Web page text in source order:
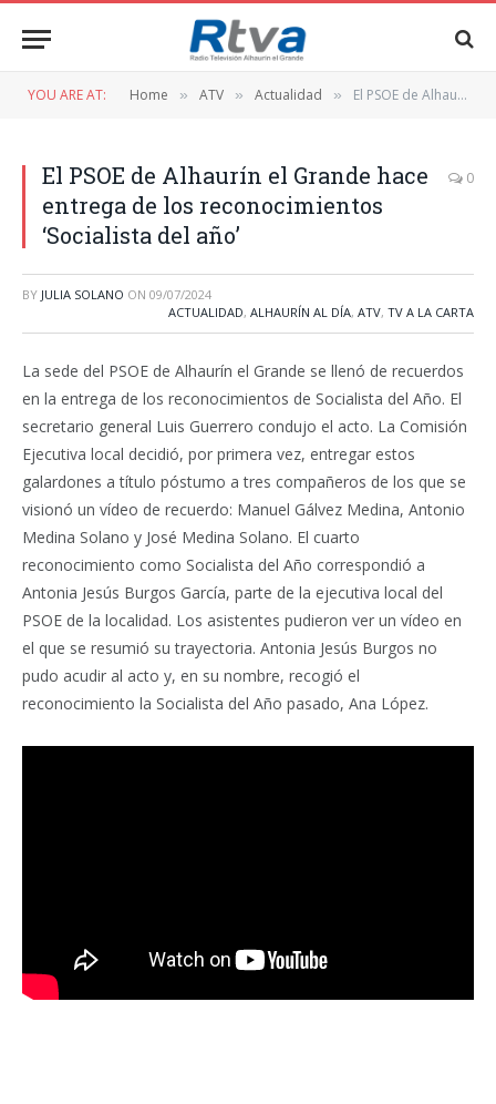
YOU ARE AT: Home » ATV » Actualidad » El PSOE de Alhaurín el Grande hace entrega de los reconocimientos ‘Socialista del año’
El PSOE de Alhaurín el Grande hace
entrega de los reconocimientos
‘Socialista del año’
0
BY JULIA SOLANO ON 09/07/2024
ACTUALIDAD, ALHAURÍN AL DÍA, ATV, TV A LA CARTA
La sede del PSOE de Alhaurín el Grande se llenó de recuerdos
en la entrega de los reconocimientos de Socialista del Año. El
secretario general Luis Guerrero condujo el acto. La Comisión
Ejecutiva local decidió, por primera vez, entregar estos
galardones a título póstumo a tres compañeros de los que se
visionó un vídeo de recuerdo: Manuel Gálvez Medina, Antonio
Medina Solano y José Medina Solano. El cuarto
reconocimiento como Socialista del Año correspondió a
Antonia Jesús Burgos García, parte de la ejecutiva local del
PSOE de la localidad. Los asistentes pudieron ver un vídeo en
el que se resumió su trayectoria. Antonia Jesús Burgos no
pudo acudir al acto y, en su nombre, recogió el
reconocimiento la Socialista del Año pasado, Ana López.